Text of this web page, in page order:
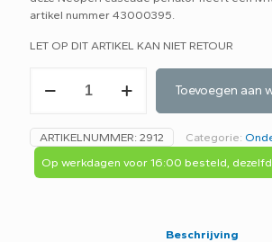
artikel nummer 43000395.
LET OP DIT ARTIKEL KAN NIET RETOUR
cascade
M19
Binnendraad
43000395
Toevoegen aan
ARTIKELNUMMER: 2912 Categorie:
Op werkdagen voor 16:00 besteld,
Beschrijving